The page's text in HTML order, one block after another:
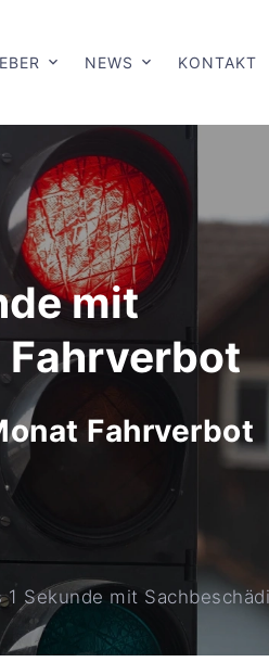
NEWS KONTAKT
mit
Fahrverbot
Fahrverbot
1 Sekunde mit